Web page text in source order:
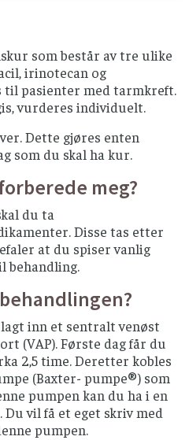
som består av tre ulike
irinotecan og
til pasienter med tarmkreft.
vurderes individuelt.
Dette gjøres enten
som du skal ha kur.
meg?
du ta
Disse tas etter
at du spiser vanlig
behandling.
inn et sentralt venøst
(VAP). Første dag får du
2,5 time. Deretter kobles
(Baxter- pumpe®) som
pumpen kan du ha i en
Du vil få et eget skriv med
pumpen.